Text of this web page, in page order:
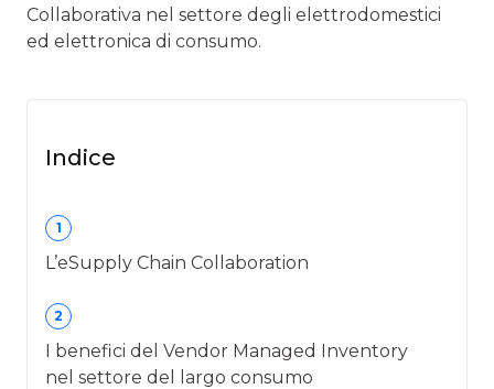
Collaborativa nel settore degli elettrodomestici
ed elettronica di consumo.
Indice
1
L’eSupply Chain Collaboration
2
I benefici del Vendor Managed Inventory
nel settore del largo consumo